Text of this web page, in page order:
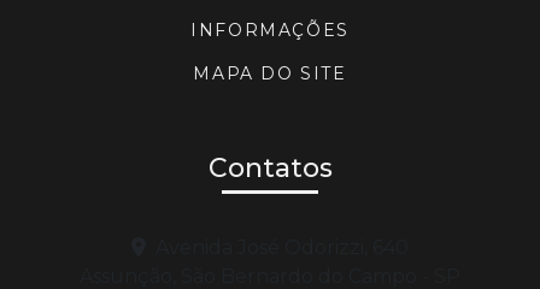
INFORMAÇÕES
MAPA DO SITE
Contatos